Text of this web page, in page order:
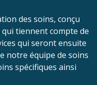
des soins, conçu
tiennent compte de
qui seront ensuite
notre équipe de soins
spécifiques ainsi